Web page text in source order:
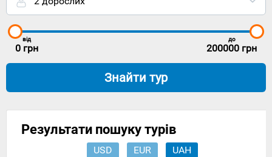
від
0 грн
до
200000 грн
Знайти тур
Результати пошуку турів
USD EUR UAH